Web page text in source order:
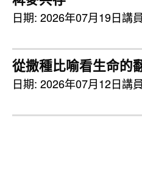
日期: 2026年07月19日講
從撒種比喻看生命的
日期: 2026年07月12日講